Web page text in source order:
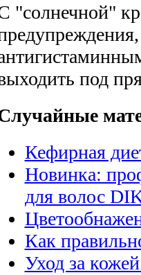
"солнечной"
под
Кефирная
Новинка:
для волос
Как
Уход за